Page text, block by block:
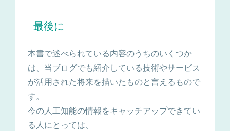
最後に
本書で述べられている内容のうちのいくつか
は、当ブログでも紹介している技術やサービス
が活用された将来を描いたものと言えるもので
す。
今の人工知能の情報をキャッチアップできてい
る人にとっては、